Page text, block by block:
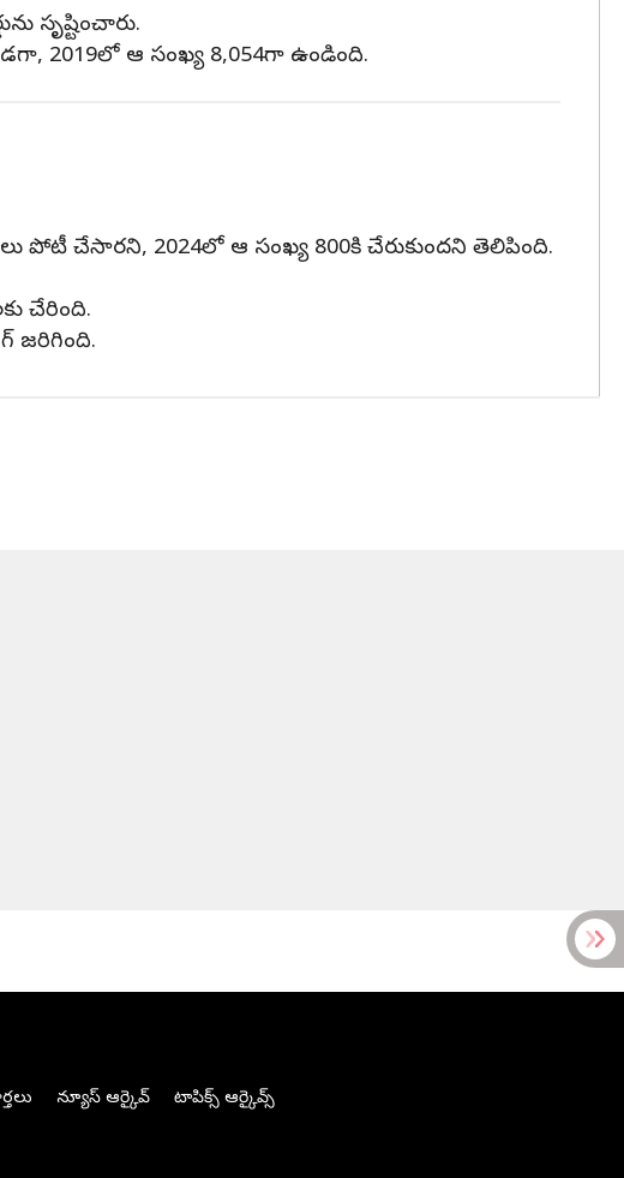
సృష్టించారు.
2019లో ఆ సంఖ్య 8,054గా ఉండింది.
పోటీ చేసారని, 2024లో ఆ సంఖ్య 800కి చేరుకుందని తెలిపింది.
చేరింది.
జరిగింది.
న్యూస్ ఆర్కైవ్ టాపిక్స్ ఆర్కైవ్స్